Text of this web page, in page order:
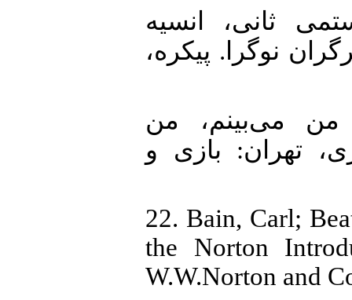
ثانی، انسیه
نوگرا. پیکره،
رابرت (1400). من می‌بینم، من
تهران: بازی و
22. Bain, Carl;
the Norton
W.W.Norton and